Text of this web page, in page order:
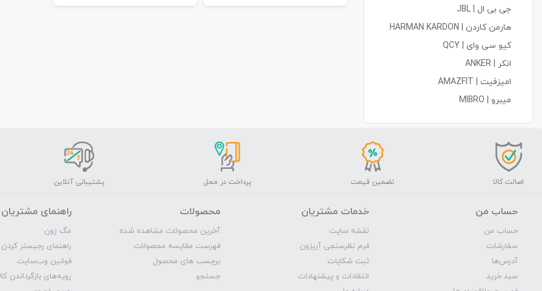
جی بی ال | JBL
هارمن کاردن | HARMAN KARDON
کیو سی وای | QCY
انکر | ANKER
امیزفیت | AMAZFIT
میبرو | MIBRO
اصالت کالا تضمین قیمت پرداخت در محل پشتیبانی آنلاین
حساب من
حساب من
سفارشات
آدرس‌ها
سبد خرید
خدمات مشتریان
نقشه سایت
فرم نظرسنجی آریزون
ثبت شکایات
انتقادات و پیشنهادات
محصولات
آخرین محصولات مشاهده شده
فهرست مقایسه محصولات
برچسب های محصول
جستجو
راهنمای مشتریان
مگ‌ زون
راهنمای رجیستر
قوانین وب‌سایت
رویه‌‌های بازگرداندن